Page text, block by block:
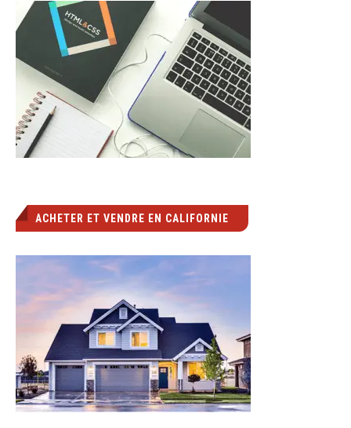
ACHETER ET VENDRE EN CALIFORNIE